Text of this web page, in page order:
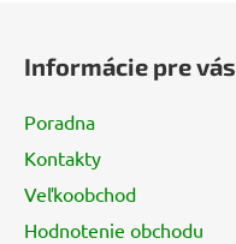
Informácie pre vás
Poradna
Kontakty
Veľkoobchod
Hodnotenie obchodu